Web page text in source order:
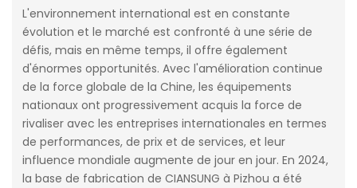
L'environnement international est en constante
évolution et le marché est confronté à une série de
défis, mais en même temps, il offre également
d'énormes opportunités. Avec l'amélioration continue
de la force globale de la Chine, les équipements
nationaux ont progressivement acquis la force de
rivaliser avec les entreprises internationales en termes
de performances, de prix et de services, et leur
influence mondiale augmente de jour en jour. En 2024,
la base de fabrication de CIANSUNG à Pizhou a été